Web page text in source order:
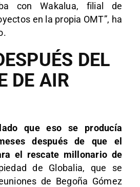
con Wakalua, filial de
en la propia OMT”, ha
DEL
DE AIR
que eso se producía
después de que el
el rescate millonario de
de Globalia, que se
de Begoña Gómez